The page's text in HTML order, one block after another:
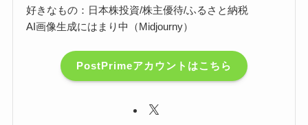
好きなもの：日本株投資/株主優待/ふるさと納税
AI画像生成にはまり中（Midjourny）
PostPrimeアカウントはこちら